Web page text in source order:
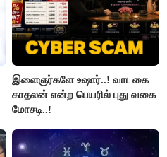
இளைஞர்களே உஷார்..! வாடகை
காதலன் என்ற பெயரில் புது வகை
மோசடி..!